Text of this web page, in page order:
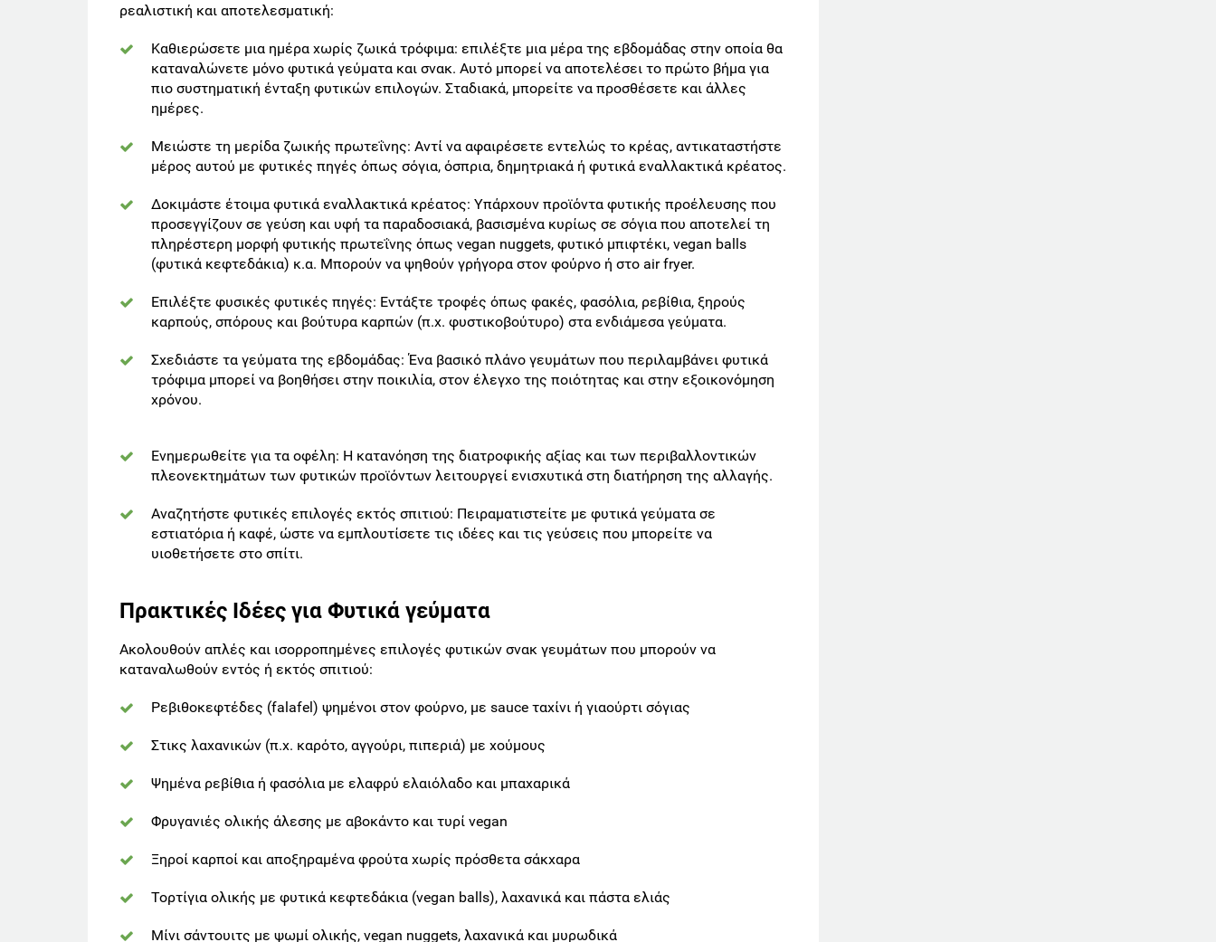
ρεαλιστική και αποτελεσματική:
Καθιερώσετε μια ημέρα χωρίς ζωικά τρόφιμα: επιλέξτε μια μέρα της εβδομάδας στην οποία θα
καταναλώνετε μόνο φυτικά γεύματα και σνακ. Αυτό μπορεί να αποτελέσει το πρώτο βήμα για
πιο συστηματική ένταξη φυτικών επιλογών. Σταδιακά, μπορείτε να προσθέσετε και άλλες
ημέρες.
Μειώστε τη μερίδα ζωικής πρωτεΐνης: Αντί να αφαιρέσετε εντελώς το κρέας, αντικαταστήστε
μέρος αυτού με φυτικές πηγές όπως σόγια, όσπρια, δημητριακά ή φυτικά εναλλακτικά κρέατος.
Δοκιμάστε έτοιμα φυτικά εναλλακτικά κρέατος: Υπάρχουν προϊόντα φυτικής προέλευσης που
προσεγγίζουν σε γεύση και υφή τα παραδοσιακά, βασισμένα κυρίως σε σόγια που αποτελεί τη
πληρέστερη μορφή φυτικής πρωτεΐνης όπως vegan nuggets, φυτικό μπιφτέκι, vegan balls
(φυτικά κεφτεδάκια) κ.α. Μπορούν να ψηθούν γρήγορα στον φούρνο ή στο air fryer.
Επιλέξτε φυσικές φυτικές πηγές: Εντάξτε τροφές όπως φακές, φασόλια, ρεβίθια, ξηρούς
καρπούς, σπόρους και βούτυρα καρπών (π.χ. φυστικοβούτυρο) στα ενδιάμεσα γεύματα.
Σχεδιάστε τα γεύματα της εβδομάδας: Ένα βασικό πλάνο γευμάτων που περιλαμβάνει φυτικά
τρόφιμα μπορεί να βοηθήσει στην ποικιλία, στον έλεγχο της ποιότητας και στην εξοικονόμηση
χρόνου.
Ενημερωθείτε για τα οφέλη: Η κατανόηση της διατροφικής αξίας και των περιβαλλοντικών
πλεονεκτημάτων των φυτικών προϊόντων λειτουργεί ενισχυτικά στη διατήρηση της αλλαγής.
Αναζητήστε φυτικές επιλογές εκτός σπιτιού: Πειραματιστείτε με φυτικά γεύματα σε
εστιατόρια ή καφέ, ώστε να εμπλουτίσετε τις ιδέες και τις γεύσεις που μπορείτε να
υιοθετήσετε στο σπίτι.
Πρακτικές Ιδέες για Φυτικά γεύματα
Ακολουθούν απλές και ισορροπημένες επιλογές φυτικών σνακ γευμάτων που μπορούν να
καταναλωθούν εντός ή εκτός σπιτιού:
Ρεβιθοκεφτέδες (falafel) ψημένοι στον φούρνο, με sauce ταχίνι ή γιαούρτι σόγιας
Στικς λαχανικών (π.χ. καρότο, αγγούρι, πιπεριά) με χούμους
Ψημένα ρεβίθια ή φασόλια με ελαφρύ ελαιόλαδο και μπαχαρικά
Φρυγανιές ολικής άλεσης με αβοκάντο και τυρί vegan
Ξηροί καρποί και αποξηραμένα φρούτα χωρίς πρόσθετα σάκχαρα
Τορτίγια ολικής με φυτικά κεφτεδάκια (vegan balls), λαχανικά και πάστα ελιάς
Μίνι σάντουιτς με ψωμί ολικής, vegan nuggets, λαχανικά και μυρωδικά